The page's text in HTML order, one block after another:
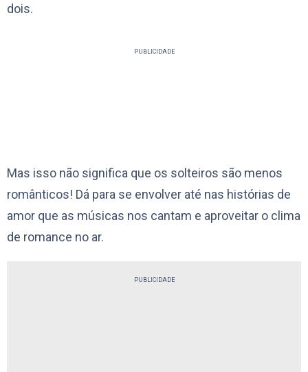
dois.
PUBLICIDADE
Mas isso não significa que os solteiros são menos
românticos! Dá para se envolver até nas histórias de
amor que as músicas nos cantam e aproveitar o clima
de romance no ar.
PUBLICIDADE